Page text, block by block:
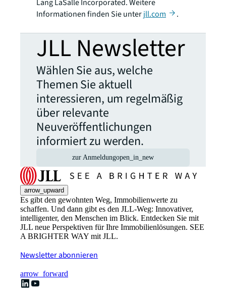
Lang LaSalle Incorporated. Weitere
Informationen finden Sie unterjll.com .
JLL Newsletter
Wählen Sie aus, welche
Themen Sie aktuell
interessieren, um regelmäßig
über relevante
Neuveröffentlichungen
informiert zu werden.
zur Anmeldungopen_in_new
arrow_upward
Es gibt den gewohnten Weg, Immobilienwerte zu
schaffen. Und dann gibt es den JLL-Weg: Innovativer,
intelligenter, den Menschen im Blick. Entdecken Sie mit
JLL neue Perspektiven für Ihre Immobilienlösungen. SEE
A BRIGHTER WAY mit JLL.
Newsletter abonnieren
arrow_forward